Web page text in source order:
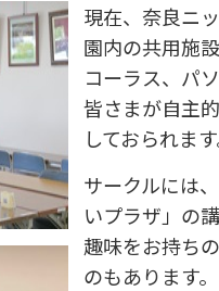
現在、奈良ニ
園内の共用施
コーラス、パ
皆さまが自主
しておられま
サークルには
いプラザ」の
趣味をお持ち
のもあります。